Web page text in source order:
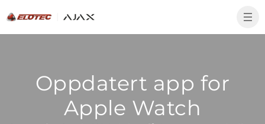
Oppdatert app for
Apple Watch